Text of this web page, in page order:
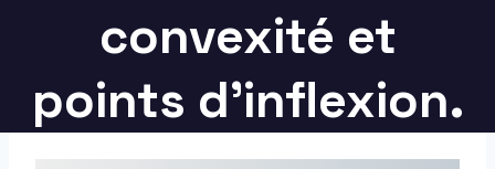
convexité et
points d’inflexion.